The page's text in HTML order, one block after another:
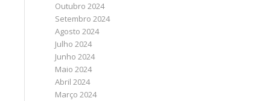
Outubro 2024
Setembro 2024
Agosto 2024
Julho 2024
Junho 2024
Maio 2024
Abril 2024
Março 2024